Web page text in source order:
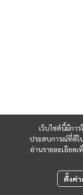
เว็บไซต์นี้มีกา
ประสบการณ์ที่ดีใ
อ่านรายละเอียดเ
ตั้งค่